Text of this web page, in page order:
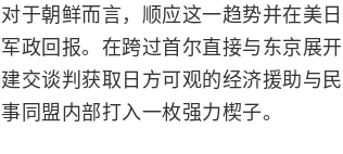
对于朝鲜而言，顺应这一趋势并在美
军政回报。在跨过首尔直接与东京展
建交谈判获取日方可观的经济援助与
事同盟内部打入一枚强力楔子。